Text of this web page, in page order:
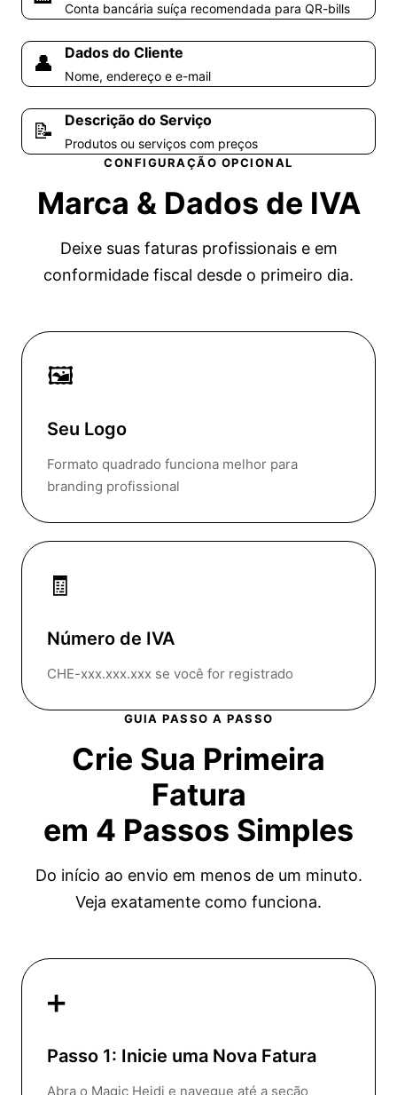
Conta bancária suíça recomendada para QR-bills
👤 Dados do Cliente
Nome, endereço e e-mail
📝 Descrição do Serviço
Produtos ou serviços com preços
CONFIGURAÇÃO OPCIONAL
Marca & Dados de IVA
Deixe suas faturas profissionais e em
conformidade fiscal desde o primeiro dia.
🖼️
Seu Logo
Formato quadrado funciona melhor para
branding profissional
🧾
Número de IVA
CHE-xxx.xxx.xxx se você for registrado
GUIA PASSO A PASSO
Crie Sua Primeira
Fatura
em 4 Passos Simples
Do início ao envio em menos de um minuto.
Veja exatamente como funciona.
➕
Passo 1: Inicie uma Nova Fatura
Abra o Magic Heidi e navegue até a seção